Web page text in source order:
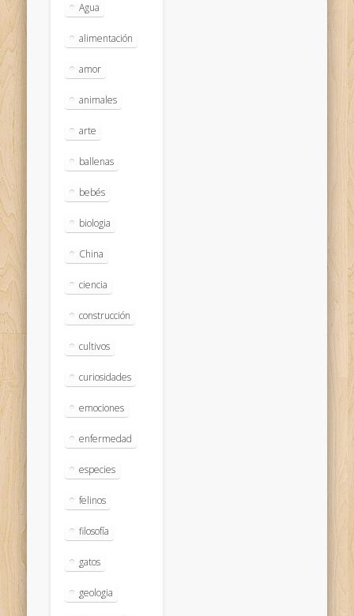
Agua
alimentación
amor
animales
arte
ballenas
bebés
biologia
China
ciencia
construcción
cultivos
curiosidades
emociones
enfermedad
especies
felinos
filosofía
gatos
geologia